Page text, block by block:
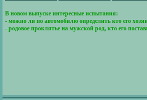
В новом выпуске интересные испытания:
- можно ли по автомобилю определить кто его
- родовое проклятье на мужской род, кто его